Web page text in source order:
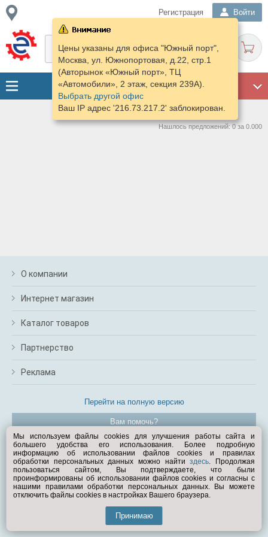
Регистрация Войти
Цены указаны для офиса "Южный порт",
Москва, ул. Южнопортовая, д.22, стр.1
(Авторынок «Южный порт», ТЦ
«Автомобили», 2 этаж, секция 239А).
Выбрать другой офис
Ваш IP адрес '216.73.217.2' заблокирован.
Нашлось предложений: 0 за 0.000
О компании
Интернет магазин
Каталог товаров
Партнерство
Реклама
Перейти на полную версию
Вам помочь?
© Exist.ru 1998—2026
Мы используем файлы cookies для улучшения работы сайта и
большего удобства его использования. Более подробную
информацию об использовании файлов cookies и правилах
обработки персональных данных можно найтиздесь. Продолжая
пользоваться сайтом, Вы подтверждаете, что были
проинформированы об использовании файлов cookies и согласны с
нашими правилами обработки персональных данных. Вы можете
отключить файлы cookies в настройках Вашего браузера.
Принимаю